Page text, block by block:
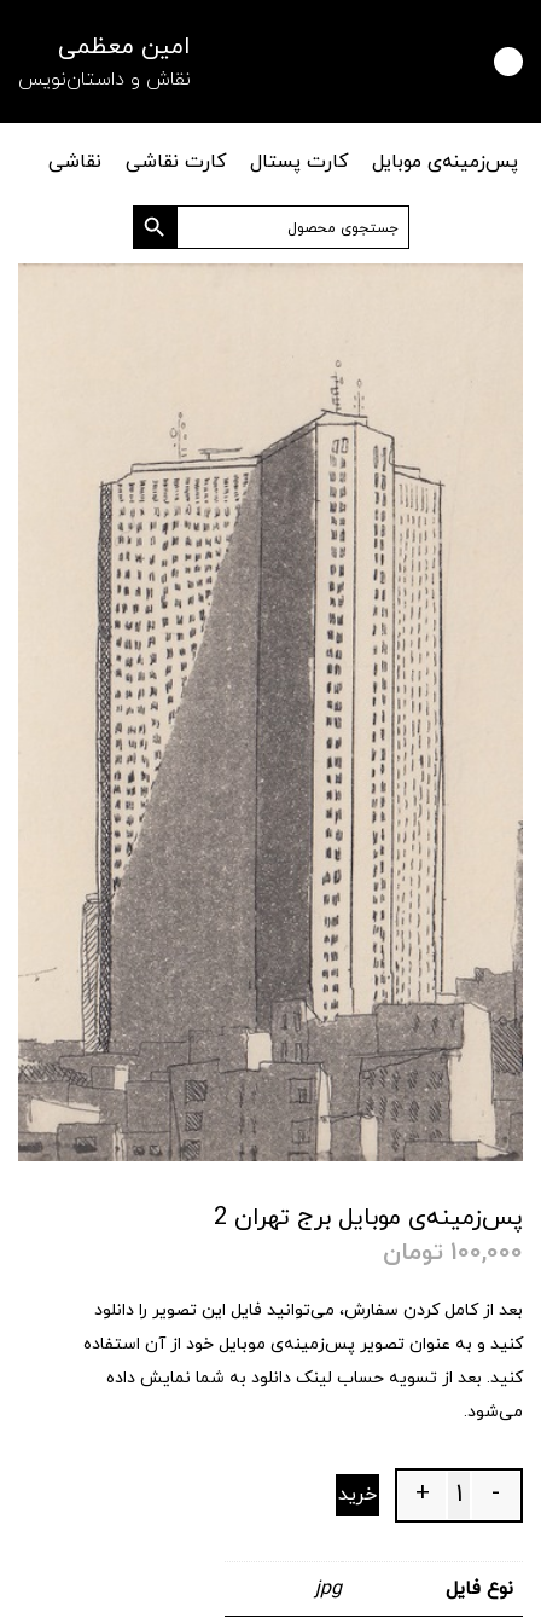
امین معظمی
نقاش و داستان‌نویس
پس‌زمینه‌ی موبایل کارت پستال کارت نقاشی
نقاشی
جستجو
برای:
دکمه جستجو
پس‌زمینه‌ی موبایل برج تهران 2
100,000 تومان
بعد از کامل کردن سفارش، می‌توانید فایل این تصویر را دانلود
کنید و به عنوان تصویر پس‌زمینه‌ی موبایل خود از آن استفاده
کنید. بعد از تسویه حساب لینک دانلود به شما نمایش داده
می‌شود.
Quantity -
+ خرید
نوع فایل jpg